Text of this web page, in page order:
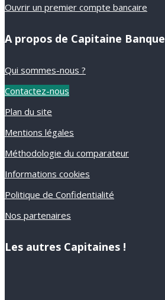
Ouvrir un premier compte bancaire
A propos de Capitaine Banque
Qui sommes-nous ?
Contactez-nous
Plan du site
Mentions légales
Méthodologie du comparateur
Informations cookies
Politique de Confidentialité
Nos partenaires
Les autres Capitaines !